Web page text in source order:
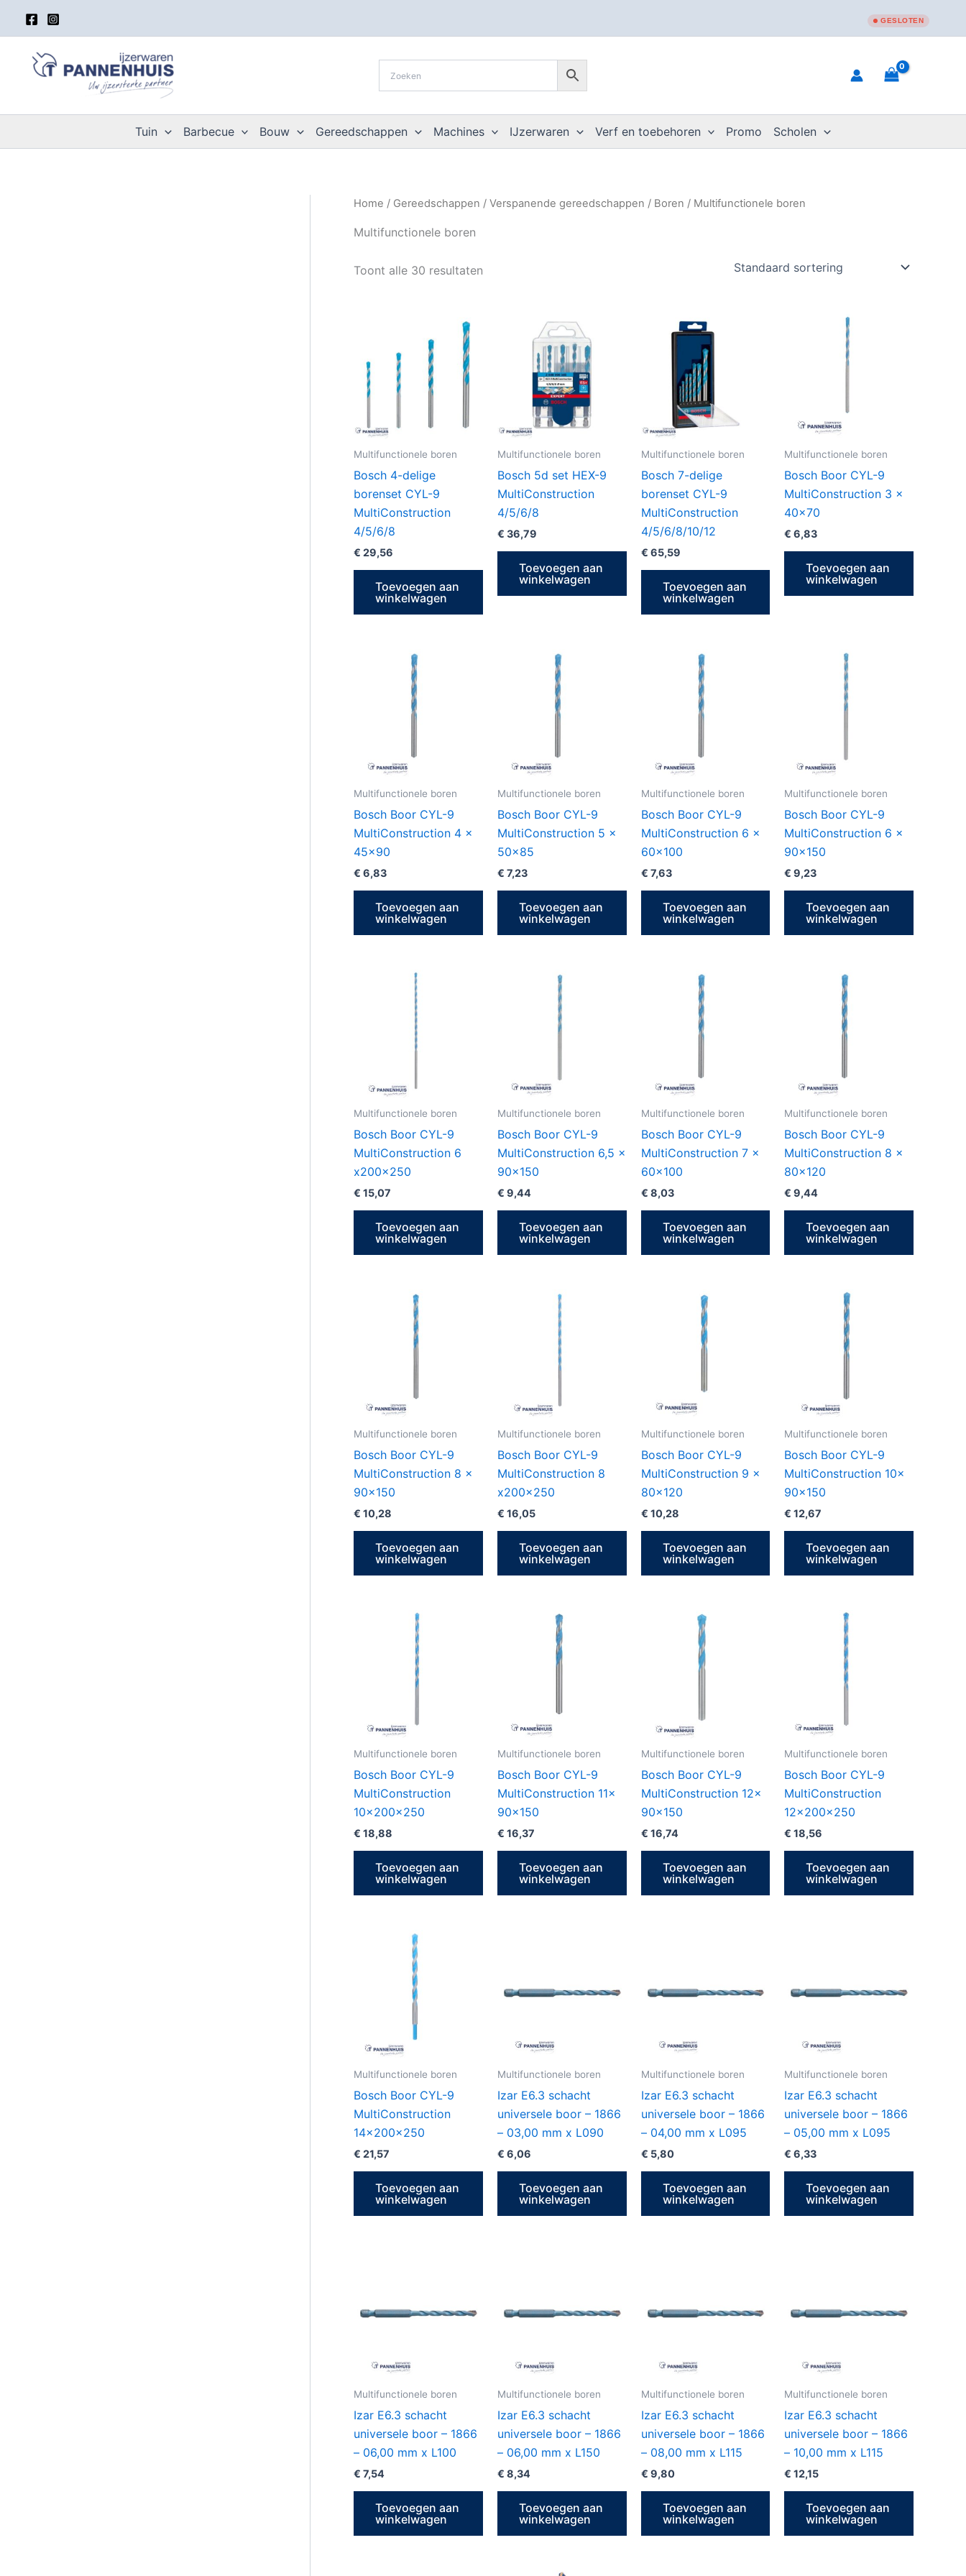
inhoud
GESLOTEN
Tuin Barbecue Bouw Gereedschappen Machines IJzerwaren Verf en toebehoren Promo Scholen
Home / Gereedschappen / Verspanende gereedschappen / Boren / Multifunctionele boren
Multifunctionele boren
Toont alle 30 resultaten
Multifunctionele boren
Bosch 4-delige
borenset CYL-9
MultiConstruction
4/5/6/8
€ 29,56
Toevoegen aan
winkelwagen
Multifunctionele boren
Bosch 5d set HEX-9
MultiConstruction
4/5/6/8
€ 36,79
Toevoegen aan
winkelwagen
Multifunctionele boren
Bosch 7-delige
borenset CYL-9
MultiConstruction
4/5/6/8/10/12
€ 65,59
Toevoegen aan
winkelwagen
Multifunctionele boren
Bosch Boor CYL-9
MultiConstruction 3 x
40×70
€ 6,83
Toevoegen aan
winkelwagen
Multifunctionele boren
Bosch Boor CYL-9
MultiConstruction 4 x
45×90
€ 6,83
Toevoegen aan
winkelwagen
Multifunctionele boren
Bosch Boor CYL-9
MultiConstruction 5 x
50×85
€ 7,23
Toevoegen aan
winkelwagen
Multifunctionele boren
Bosch Boor CYL-9
MultiConstruction 6 x
60×100
€ 7,63
Toevoegen aan
winkelwagen
Multifunctionele boren
Bosch Boor CYL-9
MultiConstruction 6 x
90×150
€ 9,23
Toevoegen aan
winkelwagen
Multifunctionele boren
Bosch Boor CYL-9
MultiConstruction 6
x200x250
€ 15,07
Toevoegen aan
winkelwagen
Multifunctionele boren
Bosch Boor CYL-9
MultiConstruction 6,5 x
90×150
€ 9,44
Toevoegen aan
winkelwagen
Multifunctionele boren
Bosch Boor CYL-9
MultiConstruction 7 x
60×100
€ 8,03
Toevoegen aan
winkelwagen
Multifunctionele boren
Bosch Boor CYL-9
MultiConstruction 8 x
80×120
€ 9,44
Toevoegen aan
winkelwagen
Multifunctionele boren
Bosch Boor CYL-9
MultiConstruction 8 x
90×150
€ 10,28
Toevoegen aan
winkelwagen
Multifunctionele boren
Bosch Boor CYL-9
MultiConstruction 8
x200x250
€ 16,05
Toevoegen aan
winkelwagen
Multifunctionele boren
Bosch Boor CYL-9
MultiConstruction 9 x
80×120
€ 10,28
Toevoegen aan
winkelwagen
Multifunctionele boren
Bosch Boor CYL-9
MultiConstruction 10x
90×150
€ 12,67
Toevoegen aan
winkelwagen
Multifunctionele boren
Bosch Boor CYL-9
MultiConstruction
10x200x250
€ 18,88
Toevoegen aan
winkelwagen
Multifunctionele boren
Bosch Boor CYL-9
MultiConstruction 11x
90×150
€ 16,37
Toevoegen aan
winkelwagen
Multifunctionele boren
Bosch Boor CYL-9
MultiConstruction 12x
90×150
€ 16,74
Toevoegen aan
winkelwagen
Multifunctionele boren
Bosch Boor CYL-9
MultiConstruction
12x200x250
€ 18,56
Toevoegen aan
winkelwagen
Multifunctionele boren
Bosch Boor CYL-9
MultiConstruction
14x200x250
€ 21,57
Toevoegen aan
winkelwagen
Multifunctionele boren
Izar E6.3 schacht
universele boor – 1866
– 03,00 mm x L090
€ 6,06
Toevoegen aan
winkelwagen
Multifunctionele boren
Izar E6.3 schacht
universele boor – 1866
– 04,00 mm x L095
€ 5,80
Toevoegen aan
winkelwagen
Multifunctionele boren
Izar E6.3 schacht
universele boor – 1866
– 05,00 mm x L095
€ 6,33
Toevoegen aan
winkelwagen
Multifunctionele boren
Izar E6.3 schacht
universele boor – 1866
– 06,00 mm x L100
€ 7,54
Toevoegen aan
winkelwagen
Multifunctionele boren
Izar E6.3 schacht
universele boor – 1866
– 06,00 mm x L150
€ 8,34
Toevoegen aan
winkelwagen
Multifunctionele boren
Izar E6.3 schacht
universele boor – 1866
– 08,00 mm x L115
€ 9,80
Toevoegen aan
winkelwagen
Multifunctionele boren
Izar E6.3 schacht
universele boor – 1866
– 10,00 mm x L115
€ 12,15
Toevoegen aan
winkelwagen